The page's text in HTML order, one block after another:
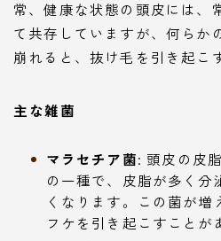
常、健康な状態の頭皮には、
て共存していますが、何らか
崩れると、抜け毛を引き起こ
主な雑菌
マラセチア菌: 頭皮の皮
の一種で、皮脂が多く分
くなります。この菌が
フケを引き起こすことが